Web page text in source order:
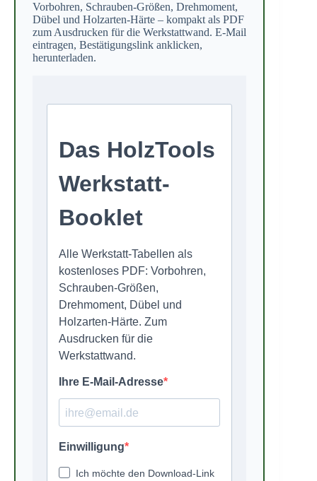
Vorbohren, Schrauben-Größen, Drehmoment,
Dübel und Holzarten-Härte – kompakt als PDF
zum Ausdrucken für die Werkstattwand. E-Mail
eintragen, Bestätigungslink anklicken,
herunterladen.